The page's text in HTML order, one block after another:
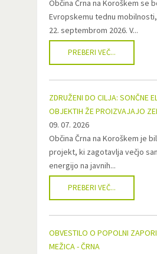
Občina Črna na Koroškem se
Evropskemu tednu
22. septembrom 2026. V...
PREBERI VEČ...
ZDRUŽENI DO CILJA: SONČNE
OBJEKTIH ŽE PROIZVAJAJO
09. 07. 2026
Občina Črna na Koroškem je
projekt, ki zagotavlja večjo
energijo na javnih...
PREBERI VEČ...
OBVESTILO O POPOLNI
MEŽICA - ČRNA